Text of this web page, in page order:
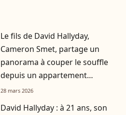
Le fils de David Hallyday,
Cameron Smet, partage un
panorama à couper le souffle
depuis un appartement
d’exception à Monaco
28 mars 2026
David Hallyday : à 21 ans, son